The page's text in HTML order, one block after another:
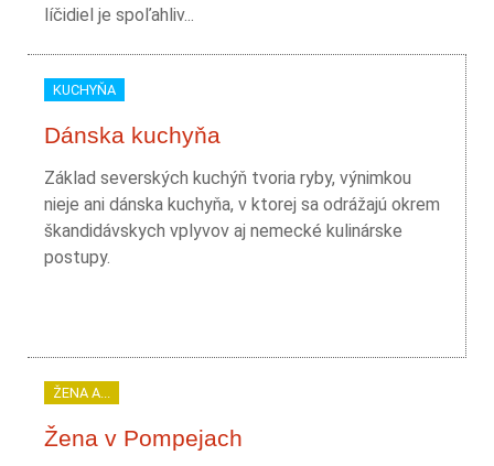
líčidiel je spoľahliv...
KUCHYŇA
Dánska kuchyňa
Základ severských kuchýň tvoria ryby, výnimkou
nieje ani dánska kuchyňa, v ktorej sa odrážajú okrem
škandidávskych vplyvov aj nemecké kulinárske
postupy.
ŽENA A...
Žena v Pompejach